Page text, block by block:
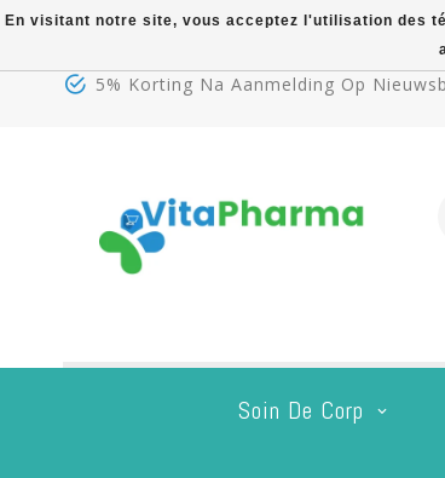
5% Korting Na Aanmelding Op
Soin De Corp
En visitant notre site, vous acceptez l'utilisation des